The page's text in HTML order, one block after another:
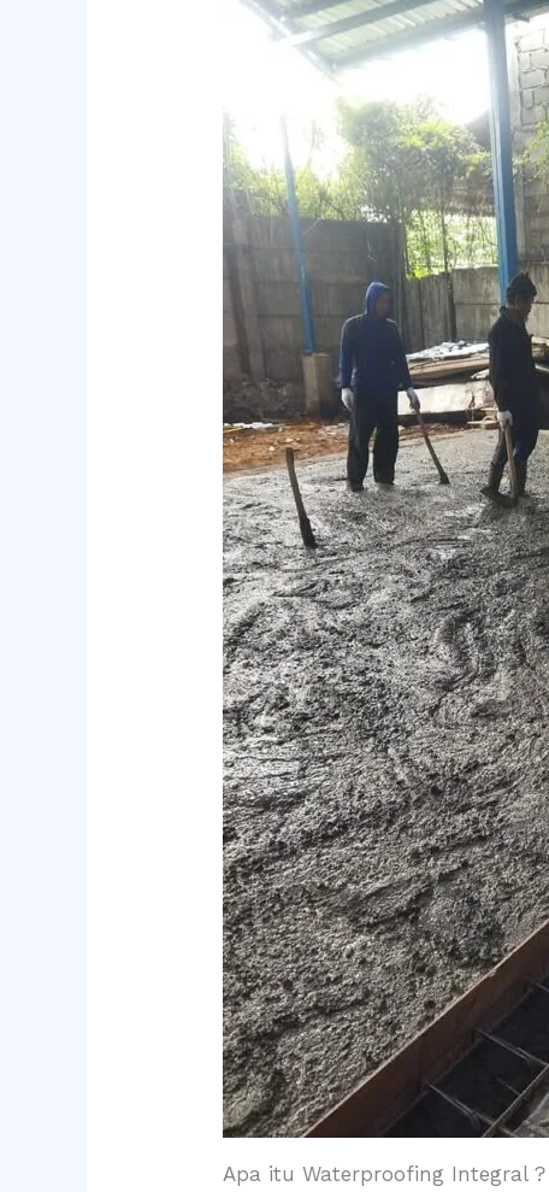
Apa itu Waterproofing Integral ?